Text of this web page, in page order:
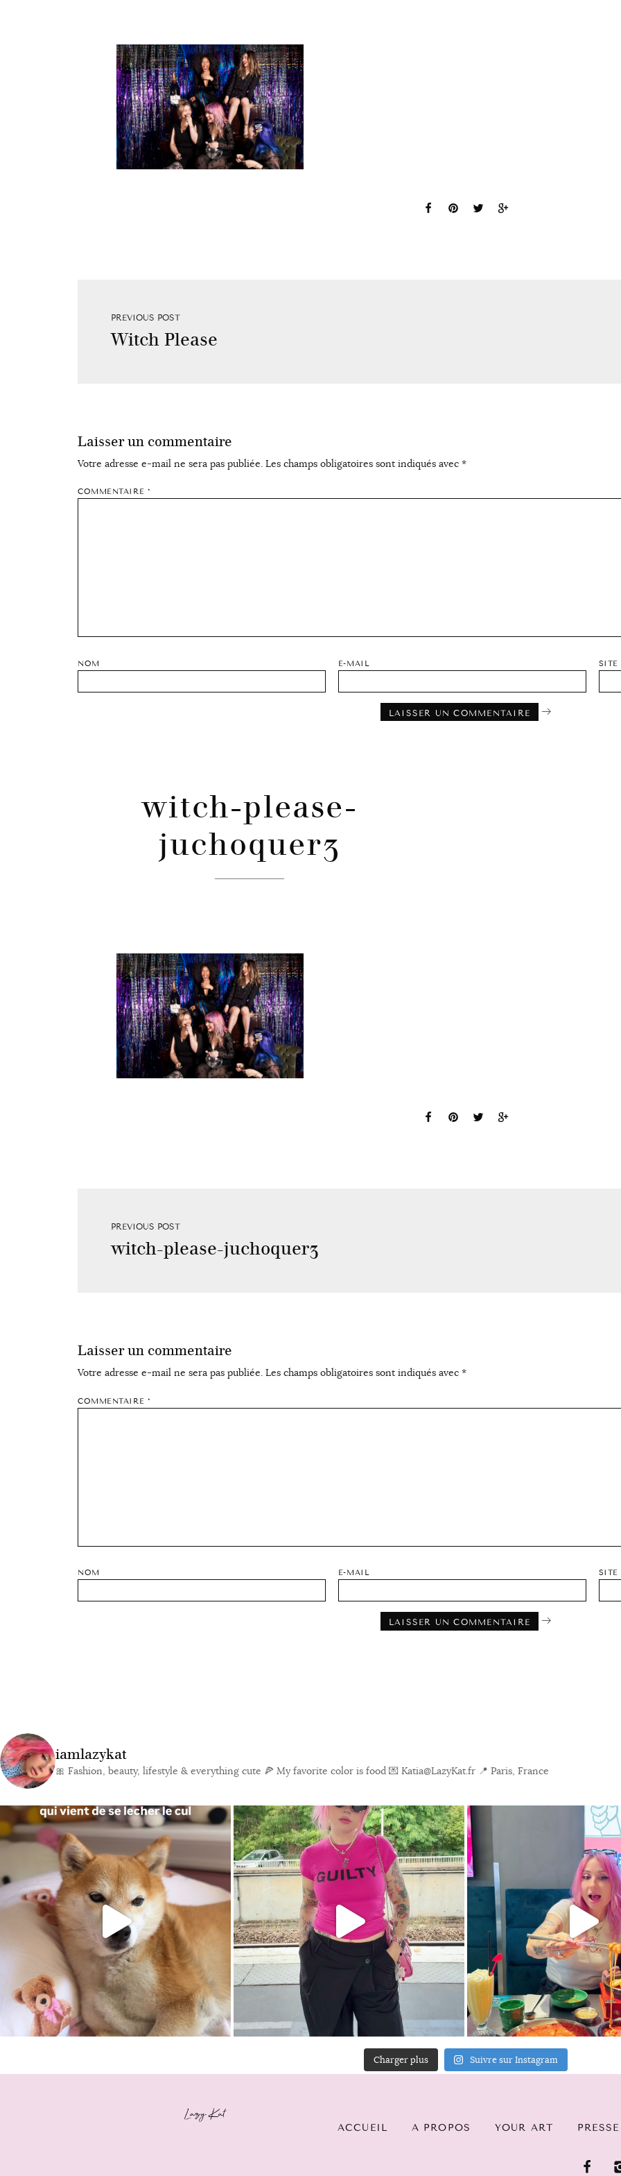
PREVIOUS POST
Witch Please
Laisser un commentaire
Votre adresse e-mail ne sera pas publiée. Les champs obligatoires sont indiqués avec *
COMMENTAIRE *
NOM E-MAIL SITE
witch-please-
juchoquer3
PREVIOUS POST
witch-please-juchoquer3
Laisser un commentaire
Votre adresse e-mail ne sera pas publiée. Les champs obligatoires sont indiqués avec *
COMMENTAIRE *
NOM E-MAIL SITE
iamlazykat
🎀 Fashion, beauty, lifestyle & everything cute 🍕 My favorite color is food 💌 Katia@LazyKat.fr 📍 Paris, France
Charger plus Suivre sur Instagram
ACCUEIL A PROPOS YOUR ART PRESSE